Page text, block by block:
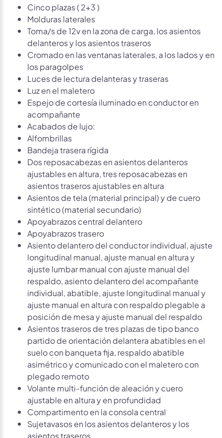
Cinco plazas ( 2+3 )
Molduras laterales
Toma/s de 12v en la zona de carga, los asientos
delanteros y los asientos traseros
Cromado en las ventanas laterales, a los lados y en
los paragolpes
Luces de lectura delanteras y traseras
Luz en el maletero
Espejo de cortesía iluminado en conductor en
acompañante
Acabados de lujo:
Alfombrillas
Bandeja trasera rígida
Dos reposacabezas en asientos delanteros
ajustables en altura, tres reposacabezas en
asientos traseros ajustables en altura
Asientos de tela (material principal) y de cuero
sintético (material secundario)
Apoyabrazos central delantero
Apoyabrazos trasero
Asiento delantero del conductor individual, ajuste
longitudinal manual, ajuste manual en altura y
ajuste lumbar manual con ajuste manual del
respaldo, asiento delantero del acompañante
individual, abatible, ajuste longitudinal manual y
ajuste manual en altura con respaldo plegable a
posición de mesa y ajuste manual del respaldo
Asientos traseros de tres plazas de tipo banco
partido de orientación delantera abatibles en el
suelo con banqueta fija, respaldo abatible
asimétrico y comunicado con el maletero con
plegado remoto
Volante multi-función de aleación y cuero
ajustable en altura y en profundidad
Compartimento en la consola central
Sujetavasos en los asientos delanteros y los
asientos traseros